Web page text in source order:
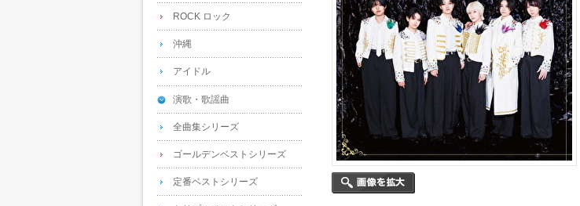
ROCK ロック
沖縄
アイドル
演歌・歌謡曲
全曲集シリーズ
ゴールデンベストシリーズ
定番ベストシリーズ